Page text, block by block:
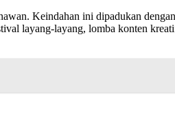
Keindahan ini dipadukan
layang-layang, lomba konten